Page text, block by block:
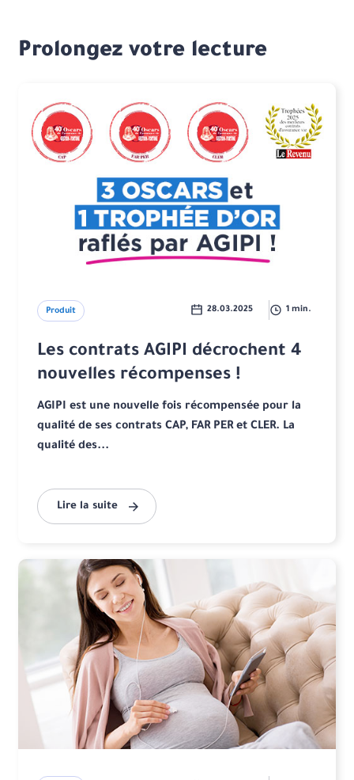
Prolongez votre lecture
Produit 28.03.2025 1 min.
Les contrats AGIPI décrochent 4
nouvelles récompenses !
AGIPI est une nouvelle fois récompensée pour la
qualité de ses contrats CAP, FAR PER et CLER. La
qualité des...
Lire la suite